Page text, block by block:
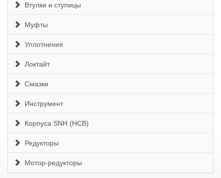
Втулки и ступицы
Муфты
Уплотнения
Локтайт
Смазки
Инструмент
Корпуса SNH (HCB)
Редукторы
Мотор-редукторы